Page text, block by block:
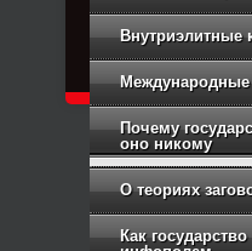
Внутриэлитные
Почему
оно никому
О теориях
Как
Связь с